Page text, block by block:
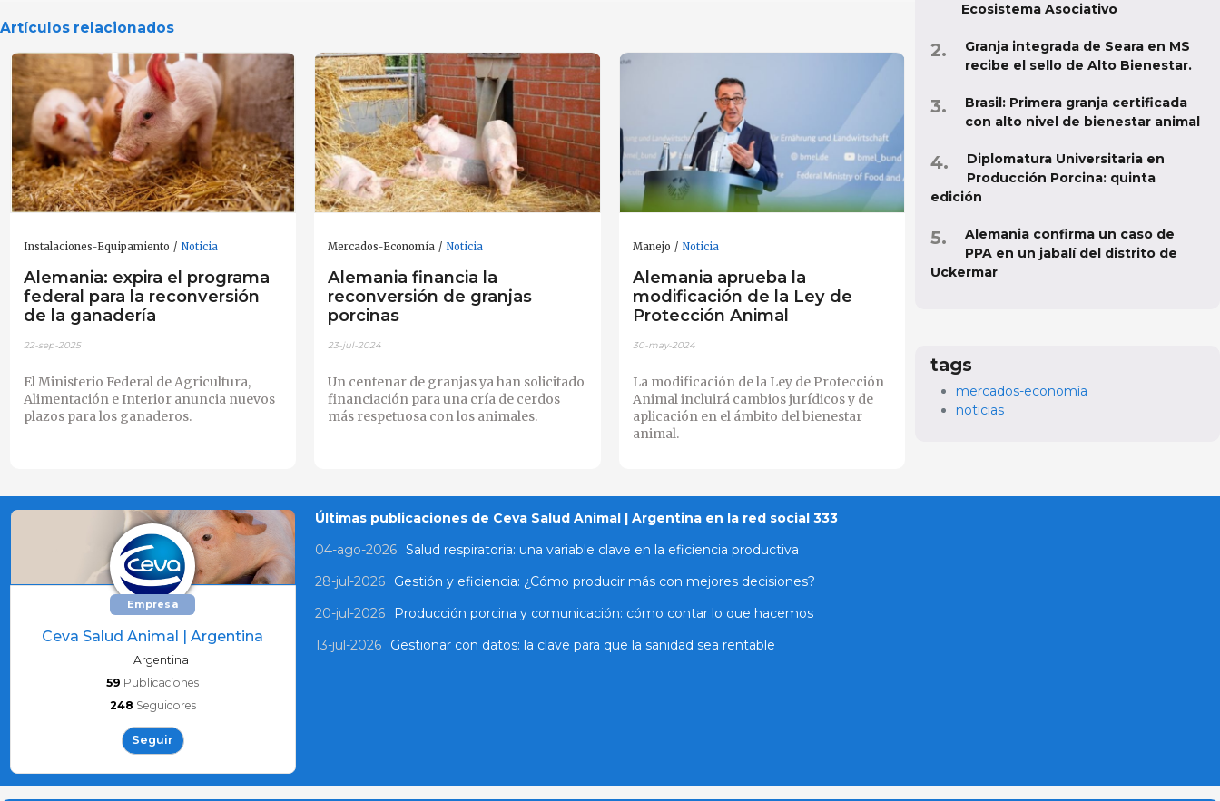
Artículos relacionados
Instalaciones-Equipamiento Noticia
Alemania: expira el programa
federal para la reconversión
de la ganadería
22-sep-2025
El Ministerio Federal de Agricultura,
Alimentación e Interior anuncia nuevos
plazos para los ganaderos.
Mercados-Economía Noticia
Alemania financia la
reconversión de granjas
porcinas
23-jul-2024
Un centenar de granjas ya han solicitado
financiación para una cría de cerdos
más respetuosa con los animales.
Manejo Noticia
Alemania aprueba la
modificación de la Ley de
Protección Animal
30-may-2024
La modificación de la Ley de Protección
Animal incluirá cambios jurídicos y de
aplicación en el ámbito del bienestar
animal.
Ecosistema Asociativo
Granja integrada de Seara en MS
recibe el sello de Alto Bienestar.
Brasil: Primera granja certificada
con alto nivel de bienestar animal
Diplomatura Universitaria en
Producción Porcina: quinta
edición
Alemania confirma un caso de
PPA en un jabalí del distrito de
Uckermar
tags
mercados-economía
noticias
Empresa
Ceva Salud Animal | Argentina
Argentina
59 Publicaciones
248 Seguidores
Seguir
Últimas publicaciones de Ceva Salud Animal | Argentina en la red social 333
04-ago-2026 Salud respiratoria: una variable clave en la eficiencia productiva
28-jul-2026
Gestión y eficiencia: ¿Cómo producir más con mejores decisiones?
20-jul-2026
Producción porcina y comunicación: cómo contar lo que hacemos
13-jul-2026
Gestionar con datos: la clave para que la sanidad sea rentable